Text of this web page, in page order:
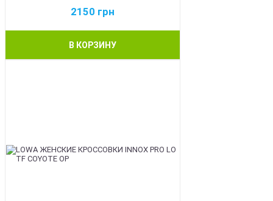
2150 грн
В КОРЗИНУ